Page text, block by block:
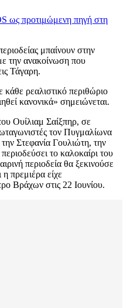
ως προτιμώμενη πηγή στη
μπαίνουν στην
την ανακοίνωση που
Τάγαρη.
ρεαλιστικό περιθώριο
κανονικά» σημειώνεται.
Ουίλιαμ Σαίξπηρ, σε
τον Πυγμαλίωνα
Στεφανία Γουλιώτη, την
το καλοκαίρι του
περιοδεία θα ξεκινούσε
πρεμιέρα είχε
Βράχων στις 22 Ιουνίου.